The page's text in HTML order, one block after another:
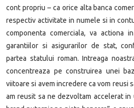
cont propriu – ca orice alta banca
respectiv activitate in numele si in
componenta comerciala, va actiona
garantiilor si asigurarilor de stat,
partea statului roman. Intreaga
concentreaza pe construirea unei
viitoare si avem incredere ca vom reusi
am reusit sa ne dezvoltam accelerat